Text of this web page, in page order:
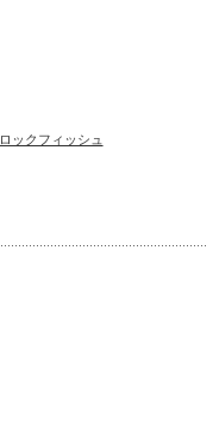
ロックフィッシュ